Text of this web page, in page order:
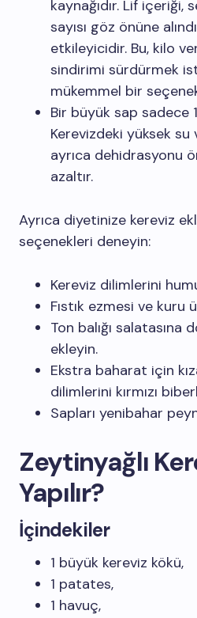
kaynağıdır. Lif içeriği,
sayısı göz önüne
etkileyicidir. Bu, kilo
sindirimi sürdürmek
mükemmel bir
Bir büyük sap sadece
Kerevizdeki yüksek
ayrıca dehidrasyonu
azaltır.
Ayrıca diyetinize kereviz
seçenekleri deneyin:
Kereviz dilimlerini
Fıstık ezmesi ve kuru
Ton balığı salatasına
ekleyin.
Ekstra baharat için
dilimlerini kırmızı
Sapları yenibahar
Zeytinyağlı
Yapılır?
İçindekiler
1 büyük kereviz kökü,
1 patates,
1 havuç,